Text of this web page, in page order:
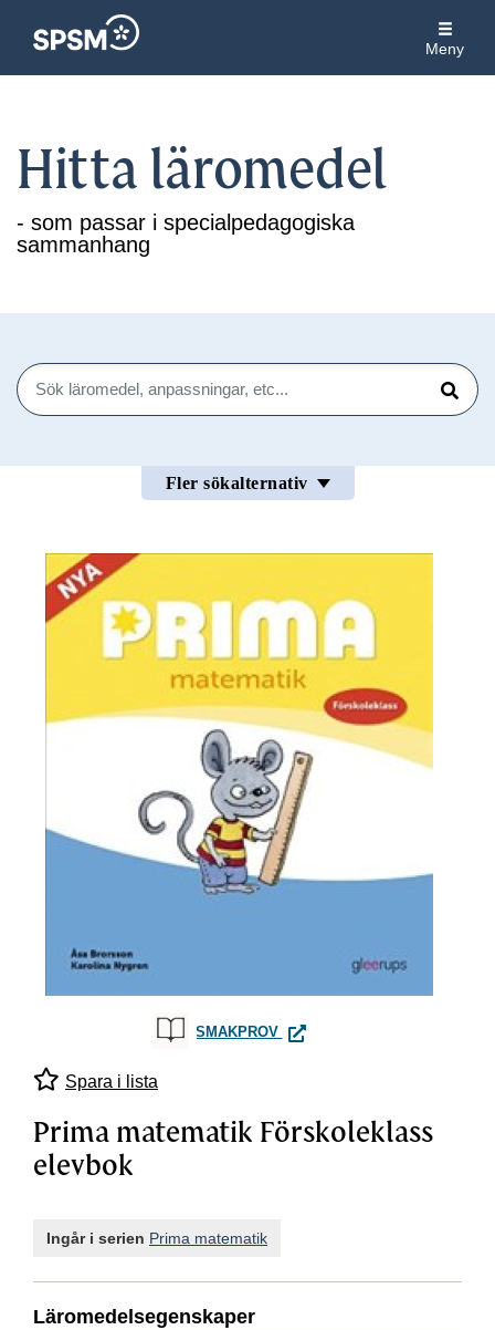
Meny
Hitta läromedel
- som passar i specialpedagogiska
sammanhang
Sök
Sök
Fler sökalternativ
SMAKPROV PRIMA MATEMATIK
Spara i lista
Prima matematik Förskoleklass
elevbok
Ingår i serien Prima matematik
Läromedelsegenskaper